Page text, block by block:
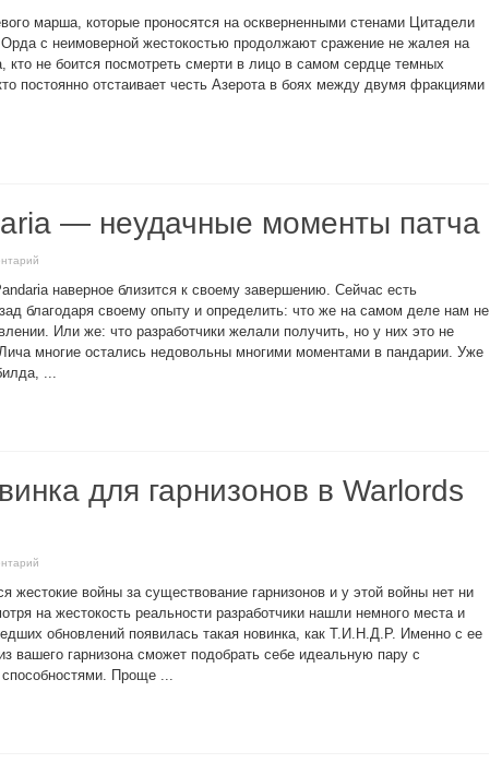
марша, которые проносятся на оскверненными стенами Цитадели
с неимоверной жестокостью продолжают сражение не жалея на
кто не боится посмотреть смерти в лицо в самом сердце темных
постоянно отстаивает честь Азерота в боях между двумя фракциями
— неудачные моменты патча
наверное близится к своему завершению. Сейчас есть
благодаря своему опыту и определить: что же на самом деле нам не
Или же: что разработчики желали получить, но у них это не
многие остались недовольны многими моментами в пандарии. Уже
...
для гарнизонов в Warlords
жестокие войны за существование гарнизонов и у этой войны нет ни
на жестокость реальности разработчики нашли немного места и
обновлений появилась такая новинка, как Т.И.Н.Д.Р. Именно с ее
вашего гарнизона сможет подобрать себе идеальную пару с
Проще ...